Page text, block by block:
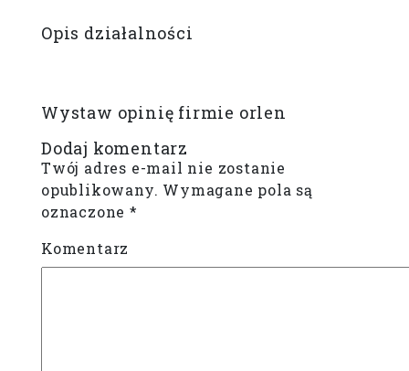
Opis działalności
Wystaw opinię firmie orlen
Dodaj komentarz
Twój adres e-mail nie zostanie
opublikowany. Wymagane pola są
oznaczone*
Komentarz